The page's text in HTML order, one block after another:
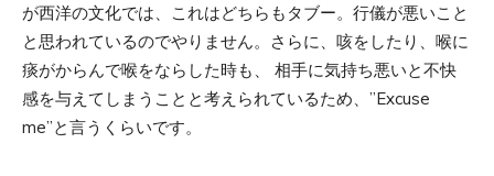
が西洋の文化では、これはどちらもタブー。行儀が悪いこと
と思われているのでやりません。さらに、咳をしたり、喉に
痰がからんで喉をならした時も、 相手に気持ち悪いと不快
感を与えてしまうことと考えられているため、”Excuse
me”と言うくらいです。